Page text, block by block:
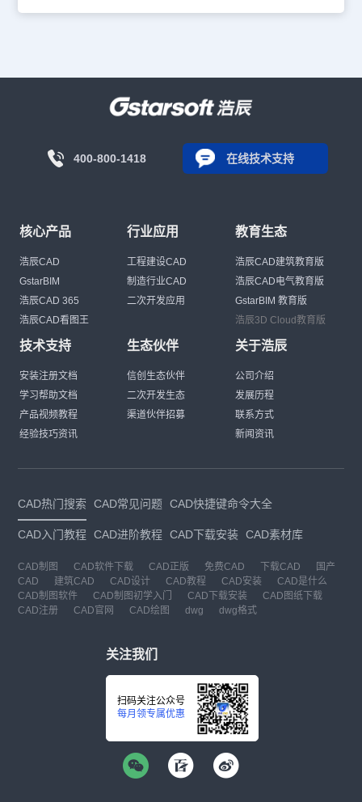
400-800-1418 在线技术支持
核心产品
浩辰CAD
GstarBIM
浩辰CAD 365
浩辰CAD看图王
行业应用
工程建设CAD
制造行业CAD
二次开发应用
教育生态
浩辰CAD建筑教育版
浩辰CAD电气教育版
GstarBIM 教育版
浩辰3D Cloud教育版
技术支持
安装注册文档
学习帮助文档
产品视频教程
经验技巧资讯
生态伙伴
信创生态伙伴
二次开发生态
渠道伙伴招募
关于浩辰
公司介绍
发展历程
联系方式
新闻资讯
CAD热门搜索 CAD常见问题 CAD快捷键命令大全
CAD入门教程 CAD进阶教程 CAD下载安装 CAD素材库
CAD制图 CAD软件下载 CAD正版 免费CAD 下载CAD
国产
CAD
建筑CAD CAD设计 CAD教程 CAD安装
CAD是什么
CAD制图软件
CAD制图初学入门 CAD下载安装
CAD图纸下载
CAD注册
CAD官网 CAD绘图 dwg dwg格式
关注我们
扫码关注公众号
每月领专属优惠